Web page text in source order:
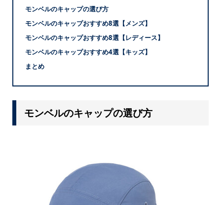
モンベルのキャップの選び方
モンベルのキャップおすすめ8選【メンズ】
モンベルのキャップおすすめ8選【レディース】
モンベルのキャップおすすめ4選【キッズ】
まとめ
モンベルのキャップの選び方